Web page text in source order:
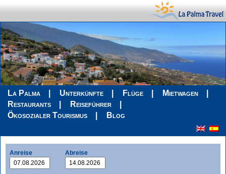
La Palma Unterkünfte Flüge
Mietwagen
Restaurants
Reiseführer
Ökosozialer Tourismus
Blog
Anreise Abreise